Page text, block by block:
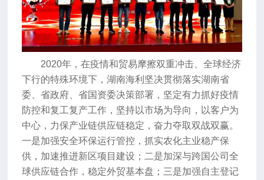
2020年，在疫情和贸易摩擦双重冲击、全球经济
下行的特殊环境下，湖南海利坚决贯彻落实湖南省
委、省政府、省国资委决策部署，坚定有力抓好疫情
防控和复工复产工作，坚持以市场为导向，以客户为
中心，力保产业链供应链稳定，奋力夺取双战双赢。
一是加强安全环保运行管控，抓实农化主业稳产保
供，加速推进新区项目建设；二是加深与跨国公司全
球供应链合作，稳定外贸基本盘；三是加强自主登记